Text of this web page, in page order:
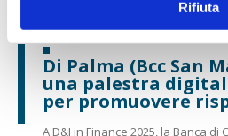
Rifiuta
Di Palma (Bcc San
una palestra
per promuovere
A D&I in Finance 2025, la Banca